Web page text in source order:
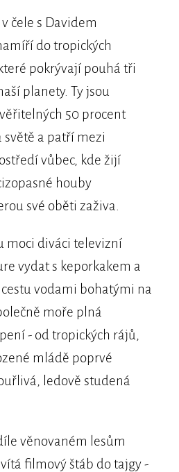
čele s Davidem
do tropických
pokrývají pouhá tři
planety. Ty jsou
50 procent
a patří mezi
vůbec, kde žijí
houby
své oběti zaživa.
moci diváci televizní
vydat s keporkakem a
vodami bohatými na
moře plná
- od tropických rájů,
mládě poprvé
ledově studená
věnovaném lesům
filmový štáb do tajgy -